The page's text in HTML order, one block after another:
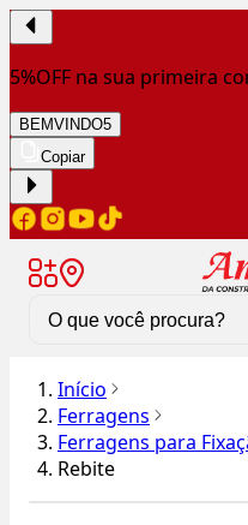
5%OFF na sua primeira
BEMVINDO5
Copiar
Início
Ferragens
Ferragens para
Rebite